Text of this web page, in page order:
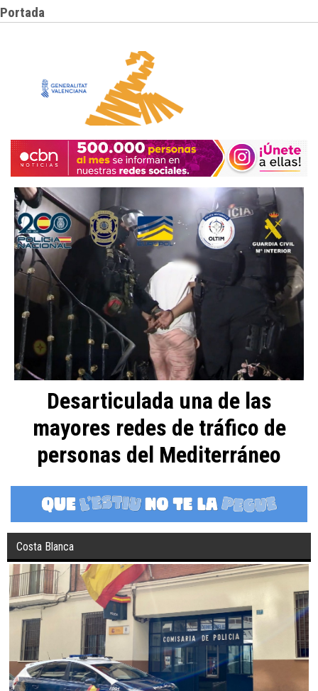
Portada
Desarticulada una de las
mayores redes de tráfico de
personas del Mediterráneo
Costa Blanca